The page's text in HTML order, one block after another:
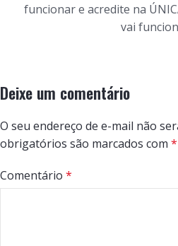
funcionar e acredite na
vai
Deixe um comentário
O seu endereço de e-mail não
obrigatórios são marcados com *
Comentário *